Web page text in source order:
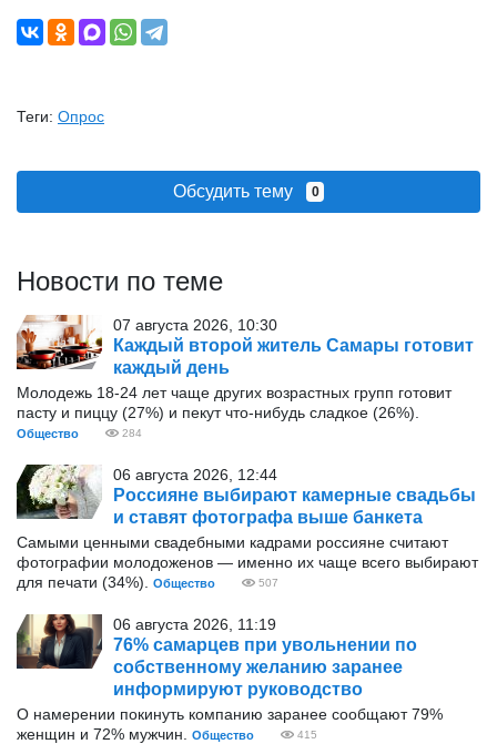
Теги: Опрос
Обсудить тему 0
Новости по теме
07 августа 2026, 10:30
Каждый второй житель Самары готовит
каждый день
Молодежь 18-24 лет чаще других возрастных групп готовит
пасту и пиццу (27%) и пекут что-нибудь сладкое (26%).
Общество 284
06 августа 2026, 12:44
Россияне выбирают камерные свадьбы
и ставят фотографа выше банкета
Самыми ценными свадебными кадрами россияне считают
фотографии молодоженов — именно их чаще всего выбирают
для печати (34%).
Общество 507
06 августа 2026, 11:19
76% самарцев при увольнении по
собственному желанию заранее
информируют руководство
О намерении покинуть компанию заранее сообщают 79%
женщин и 72% мужчин.
Общество 415